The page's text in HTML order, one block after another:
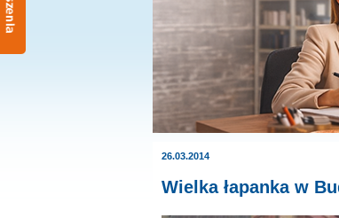
26.03.2014
Wielka łapanka w